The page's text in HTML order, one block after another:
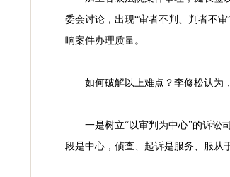
委会讨论，出现“审者不判、判者不
响案件办理质量。
如何破解以上难点？李修松认为
一是树立“以审判为中心”的诉讼
段是中心，侦查、起诉是服务、服从